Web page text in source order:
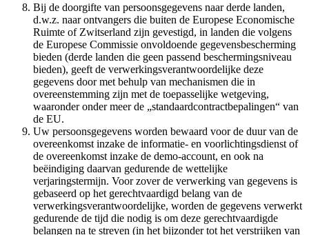
Bij de doorgifte van persoonsgegevens naar derde landen,
d.w.z. naar ontvangers die buiten de Europese Economische
Ruimte of Zwitserland zijn gevestigd, in landen die volgens
de Europese Commissie onvoldoende gegevensbescherming
bieden (derde landen die geen passend beschermingsniveau
bieden), geeft de verwerkingsverantwoordelijke deze
gegevens door met behulp van mechanismen die in
overeenstemming zijn met de toepasselijke wetgeving,
waaronder onder meer de „standaardcontractbepalingen“ van
de EU.
Uw persoonsgegevens worden bewaard voor de duur van de
overeenkomst inzake de informatie- en voorlichtingsdienst of
de overeenkomst inzake de demo-account, en ook na
beëindiging daarvan gedurende de wettelijke
verjaringstermijn. Voor zover de verwerking van gegevens is
gebaseerd op het gerechtvaardigd belang van de
verwerkingsverantwoordelijke, worden de gegevens verwerkt
gedurende de tijd die nodig is om deze gerechtvaardigde
belangen na te streven (in het bijzonder tot het verstrijken van